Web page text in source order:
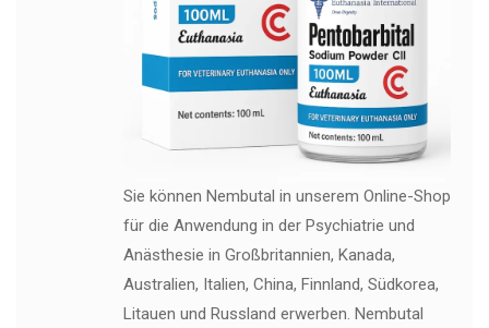
Sie können Nembutal in unserem Online-Shop
für die Anwendung in der Psychiatrie und
Anästhesie in Großbritannien, Kanada,
Australien, Italien, China, Finnland, Südkorea,
Litauen und Russland erwerben. Nembutal